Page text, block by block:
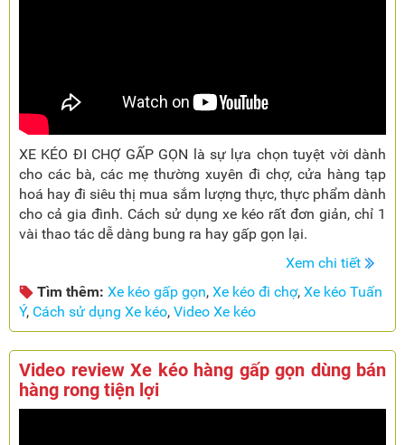
XE KÉO ĐI CHỢ GẤP GỌN là sự lựa chọn tuyệt vời dành
cho các bà, các mẹ thường xuyên đi chợ, cửa hàng tạp
hoá hay đi siêu thị mua sắm lượng thực, thực phẩm dành
cho cả gia đình. Cách sử dụng xe kéo rất đơn giản, chỉ 1
vài thao tác dễ dàng bung ra hay gấp gọn lại.
Xem chi tiết
Tìm thêm: Xe kéo gấp gọn, Xe kéo đi chợ, Xe kéo Tuấn
Ý, Cách sử dụng Xe kéo, Video Xe kéo
Video review Xe kéo hàng gấp gọn dùng bán
hàng rong tiện lợi